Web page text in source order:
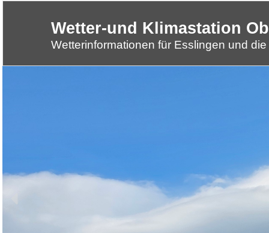
Wetter-und Klimastation
Wetterinformationen für Esslingen und die
Wetter-und Klimastation
Wetterinformationen für Esslingen und